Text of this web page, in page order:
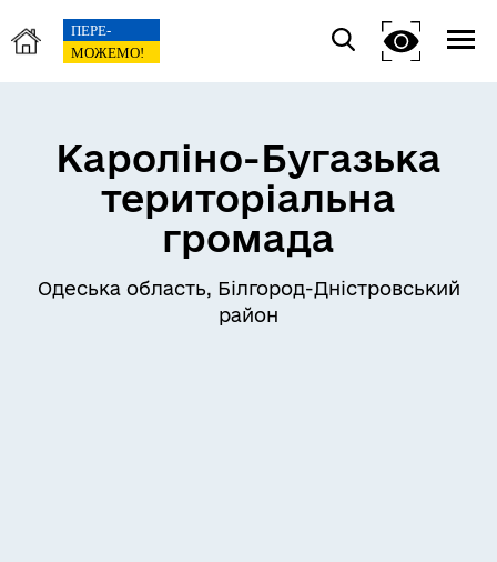
Кароліно-Бугазька
територіальна
громада
Одеська область, Білгород-Дністровський
район